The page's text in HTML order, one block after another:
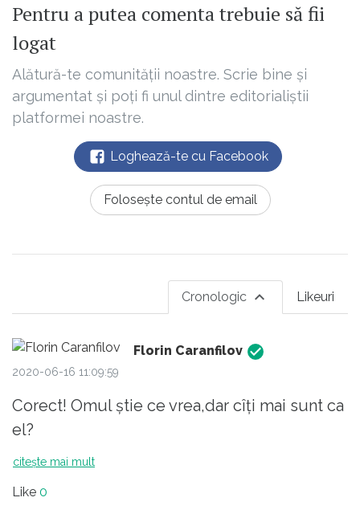
Pentru a putea comenta trebuie să fii
logat
Alătură-te comunității noastre. Scrie bine și
argumentat și poți fi unul dintre editorialiștii
platformei noastre.
Loghează-te cu Facebook
Folosește contul de email
Likeuri
Cronologic
Florin Caranfilov
2020-06-16 11:09:59
Corect! Omul știe ce vrea,dar cîți mai sunt ca
el?
citește mai mult
Like 0